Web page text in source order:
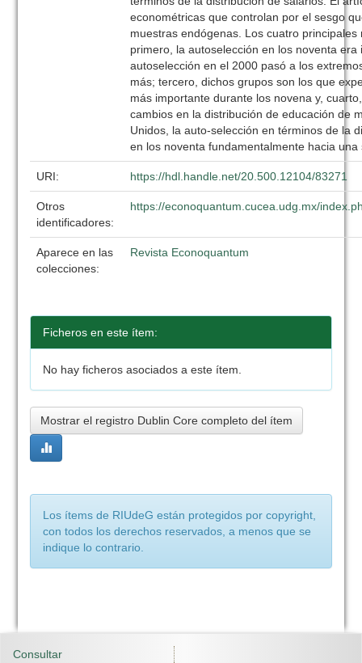
econométricas que controlan por el sesgo
muestras endógenas. Los cuatro
primero, la autoselección en los noventa
autoselección en el 2000 pasó a los
más; tercero, dichos grupos son los que
más importante durante los novena y,
cambios en la distribución de educación de
Unidos, la auto-selección en términos de la
en los noventa fundamentalmente hacia
URI: https://hdl.handle.net/20.500.12104/83271
Otros
identificadores:
https://econoquantum.cucea.udg.mx/
Aparece en las
colecciones:
Revista Econoquantum
Ficheros en este ítem:
No hay ficheros asociados a este ítem.
Mostrar el registro Dublin Core completo del ítem
Los ítems de RIUdeG están protegidos por copyright,
con todos los derechos reservados, a menos que se
indique lo contrario.
Consultar